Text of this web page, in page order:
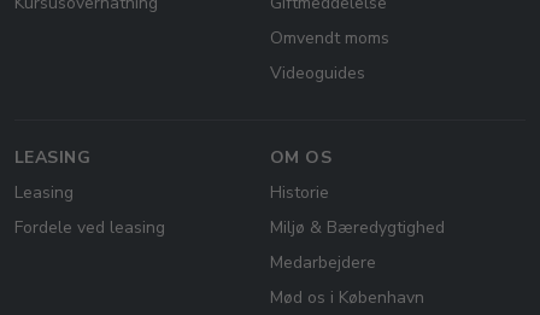
Omvendt moms
Videoguides
LEASING
Leasing
Fordele ved leasing
OM OS
Historie
Miljø & Bæredygtighed
Medarbejdere
Mød os i København